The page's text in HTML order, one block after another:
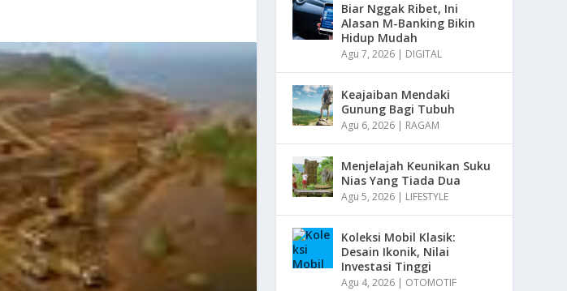
Biar Nggak Ribet, Ini
Alasan M-Banking Bikin
Hidup Mudah
Agu 7, 2026 | DIGITAL
Keajaiban Mendaki
Gunung Bagi Tubuh
Agu 6, 2026 | RAGAM
Menjelajah Keunikan Suku
Nias Yang Tiada Dua
Agu 5, 2026 | LIFESTYLE
Koleksi Mobil Klasik:
Desain Ikonik, Nilai
Investasi Tinggi
Agu 4, 2026 | OTOMOTIF